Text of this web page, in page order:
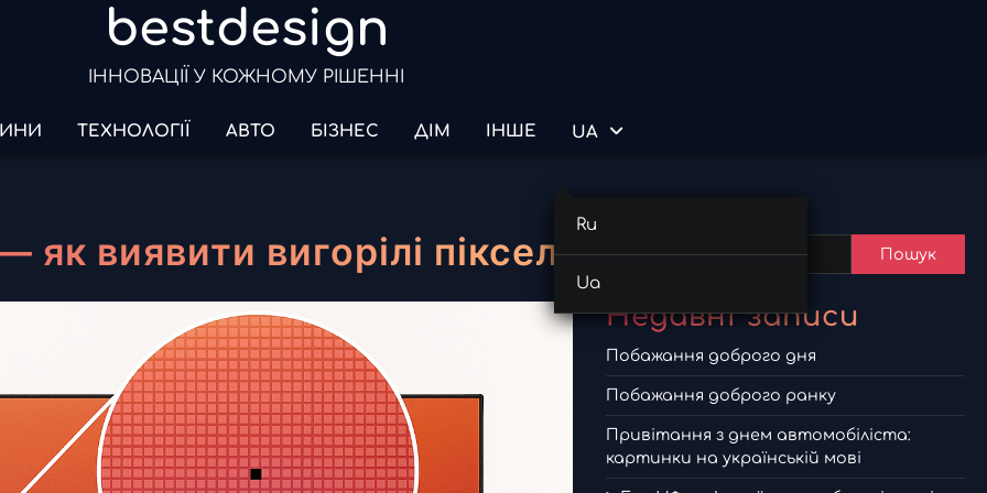
bestdesign
ІННОВАЦІЇ У КОЖНОМУ РІШЕННІ
ТЕХНОЛОГІЇ АВТО БІЗНЕС ДІМ ІНШЕ UA
Ru
Ua
як виявити вигорілі пікселі Пошук
Недавні записи
Побажання доброго дня
Побажання доброго ранку
Привітання з днем автомобіліста:
картинки на українській мові